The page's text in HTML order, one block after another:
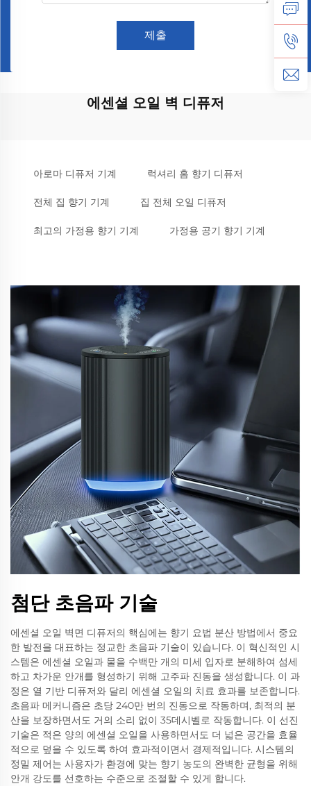
제출
에센셜 오일 벽 디퓨저
아로마 디퓨저 기계 럭셔리 홈 향기 디퓨저
전체 집 향기 기계 집 전체 오일 디퓨저
최고의 가정용 향기 기계 가정용 공기 향기 기계
첨단 초음파 기술
에센셜 오일 벽면 디퓨저의 핵심에는 향기 요법 분산 방법에서 중요
한 발전을 대표하는 정교한 초음파 기술이 있습니다. 이 혁신적인 시
스템은 에센셜 오일과 물을 수백만 개의 미세 입자로 분해하여 섬세
하고 차가운 안개를 형성하기 위해 고주파 진동을 생성합니다. 이 과
정은 열 기반 디퓨저와 달리 에센셜 오일의 치료 효과를 보존합니다.
초음파 메커니즘은 초당 240만 번의 진동으로 작동하며, 최적의 분
산을 보장하면서도 거의 소리 없이 35데시벨로 작동합니다. 이 선진
기술은 적은 양의 에센셜 오일을 사용하면서도 더 넓은 공간을 효율
적으로 덮을 수 있도록 하여 효과적이면서 경제적입니다. 시스템의
정밀 제어는 사용자가 환경에 맞는 향기 농도의 완벽한 균형을 위해
안개 강도를 선호하는 수준으로 조절할 수 있게 합니다.